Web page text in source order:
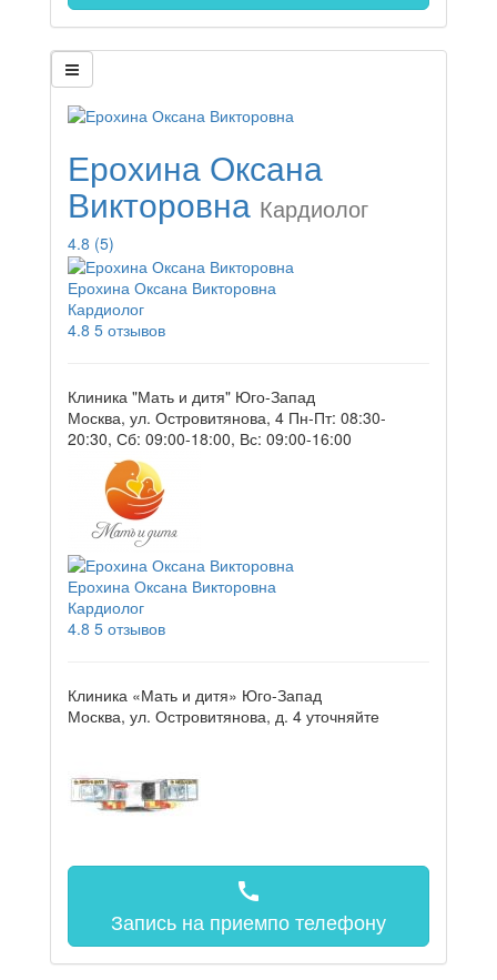
Ерохина Оксана
Викторовна Кардиолог
4.8 (5)
Ерохина Оксана Викторовна
Кардиолог
4.8 5 отзывов
Клиника "Мать и дитя" Юго-Запад
Москва, ул. Островитянова, 4 Пн-Пт: 08:30-
20:30, Сб: 09:00-18:00, Вс: 09:00-16:00
Ерохина Оксана Викторовна
Кардиолог
4.8 5 отзывов
Клиника «Мать и дитя» Юго-Запад
Москва, ул. Островитянова, д. 4 уточняйте
call
Запись на приемпо телефону